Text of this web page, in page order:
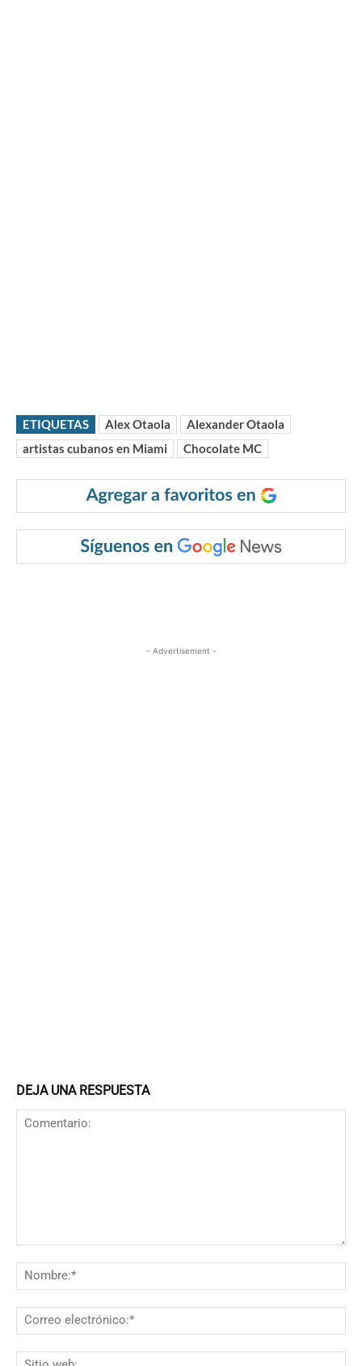
ETIQUETAS Alex Otaola
Alexander Otaola
artistas cubanos en Miami
Chocolate MC
- Advertisement -
DEJA UNA RESPUESTA